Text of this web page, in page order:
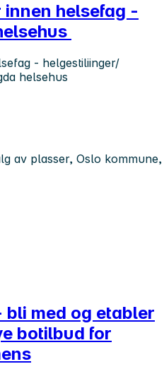
helsefag -
- helgestiliinger/
helsehus
av plasser, Oslo kommune,
med og etabler
botilbud for